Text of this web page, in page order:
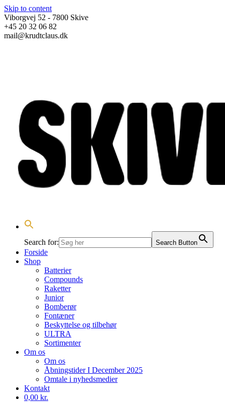
Skip to content
Viborgvej 52 - 7800 Skive
+45 20 32 06 82
mail@krudtclaus.dk
Search for: Search Button
Forside
Shop
Batterier
Compounds
Raketter
Junior
Bomberør
Fontæner
Beskyttelse og tilbehør
ULTRA
Sortimenter
Om os
Om os
Åbningstider I December 2025
Omtale i nyhedsmedier
Kontakt
0,00 kr.